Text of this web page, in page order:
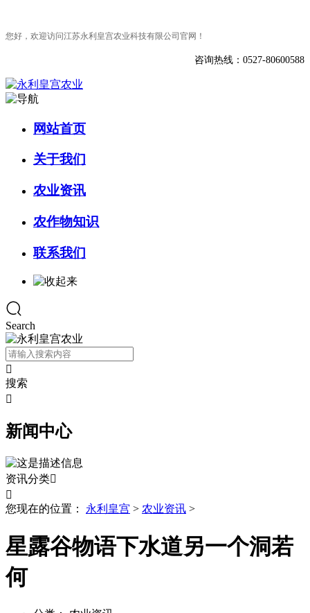
您好，欢迎访问江苏永利皇宫农业科技有限公司官网！
咨询热线：0527-80600588
网站首页
关于我们
农业资讯
农作物知识
联系我们
Search

搜索

新闻中心
资讯分类

您现在的位置：
永利皇宫 > 农业资讯 >
星露谷物语下水道另一个洞若
何